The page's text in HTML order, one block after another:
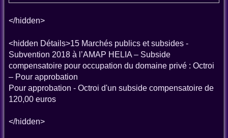
</hidden>
<hidden Détails>15 Marchés publics et subsides -
Subvention 2018 à l’AMAP HELIA – Subside
compensatoire pour occupation du domaine privé : Octroi
– Pour approbation
Pour approbation - Octroi d'un subside compensatoire de
120,00 euros
</hidden>